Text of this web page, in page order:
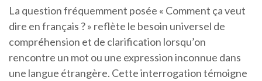
La question fréquemment posée « Comment ça veut
dire en français ? » reflète le besoin universel de
compréhension et de clarification lorsqu’on
rencontre un mot ou une expression inconnue dans
une langue étrangère. Cette interrogation témoigne